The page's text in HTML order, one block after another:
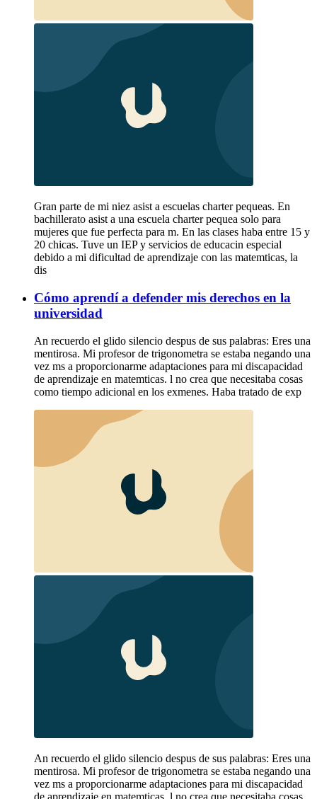
Gran parte de mi niez asist a escuelas charter pequeas. En
bachillerato asist a una escuela charter pequea solo para
mujeres que fue perfecta para m. En las clases haba entre 15 y
20 chicas. Tuve un IEP y servicios de educacin especial
debido a mi dificultad de aprendizaje con las matemticas, la
dis
Cómo aprendí a defender mis derechos en la
universidad
An recuerdo el glido silencio despus de sus palabras: Eres una
mentirosa. Mi profesor de trigonometra se estaba negando una
vez ms a proporcionarme adaptaciones para mi discapacidad
de aprendizaje en matemticas. l no crea que necesitaba cosas
como tiempo adicional en los exmenes. Haba tratado de exp
An recuerdo el glido silencio despus de sus palabras: Eres una
mentirosa. Mi profesor de trigonometra se estaba negando una
vez ms a proporcionarme adaptaciones para mi discapacidad
de aprendizaje en matemticas. l no crea que necesitaba cosas